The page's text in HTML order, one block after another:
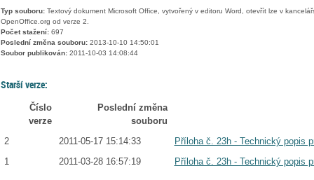
Typ souboru:Textový dokument Microsoft Office, vytvořený v editoru Word, otevřít lze v
OpenOffice.org od verze 2.
Počet stažení:697
Poslední změna souboru:2013-10-10 14:50:01
Soubor publikován:2011-10-03 14:08:44
Starší verze:
Číslo
verze
Poslední změna
souboru
2
2011-05-17 15:14:33
Příloha č. 23h - Technický popis
1
2011-03-28 16:57:19 Příloha č. 23h - Technický popis